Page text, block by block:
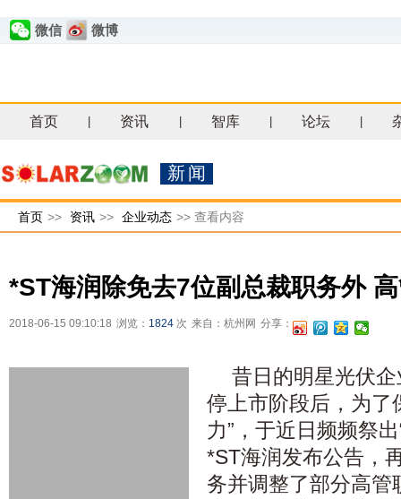
微信 微博
首页 资讯 智库 论坛
新闻
首页 >> 资讯 >> 企业动态 >> 查看内容
*ST海润除免去7位副总裁职务外
2018-06-15 09:10:18 浏览： 1824 次 来自：杭州网 分享：
昔日的明星光伏
停上市阶段后，为了
力”，于近日频频祭
*ST海润发布公告，
务并调整了部分高管